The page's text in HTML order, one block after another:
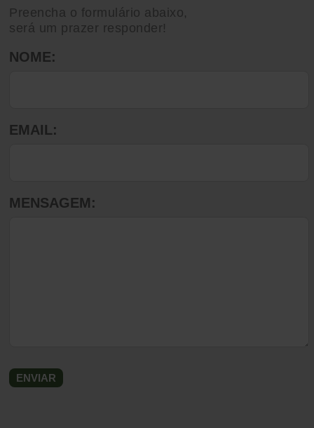
Preencha o formulário abaixo,
será um prazer responder!
NOME:
EMAIL:
MENSAGEM: